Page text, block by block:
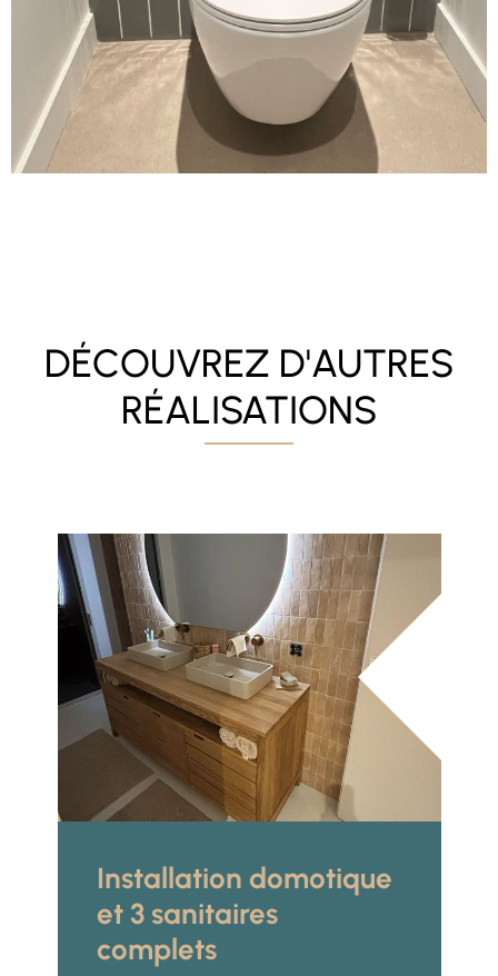
DÉCOUVREZ D'AUTRES
RÉALISATIONS
Installation domotique
et 3 sanitaires
complets